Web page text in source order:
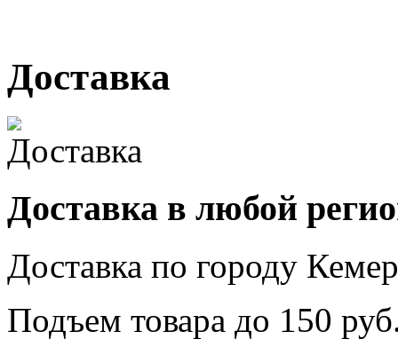
Доставка
Доставка в любой
Доставка по городу
Подъем товара до 150